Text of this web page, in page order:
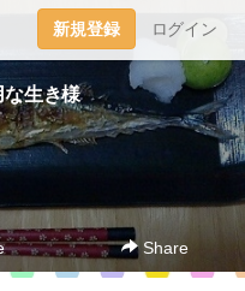
新規登録 ログイン
生き様
Share